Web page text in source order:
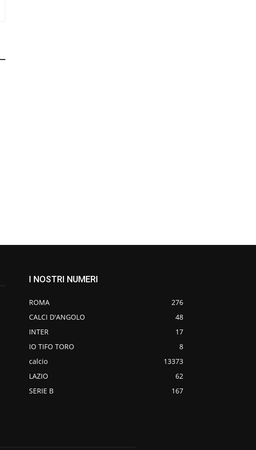
I NOSTRI NUMERI
ROMA
276
CALCI D'ANGOLO
48
INTER
17
IO TIFO TORO
8
calcio
13373
LAZIO
62
SERIE B
167